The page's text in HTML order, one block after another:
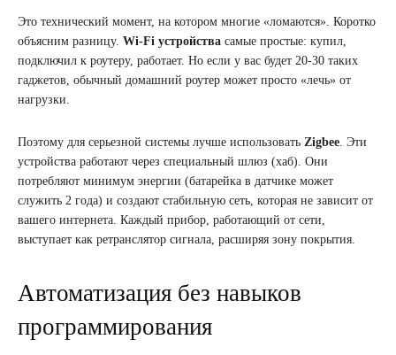
Это технический момент, на котором многие «ломаются». Коротко
объясним разницу. Wi-Fi устройства самые простые: купил,
подключил к роутеру, работает. Но если у вас будет 20-30 таких
гаджетов, обычный домашний роутер может просто «лечь» от
нагрузки.
Поэтому для серьезной системы лучше использовать Zigbee . Эти
устройства работают через специальный шлюз (хаб). Они
потребляют минимум энергии (батарейка в датчике может
служить 2 года) и создают стабильную сеть, которая не зависит от
вашего интернета. Каждый прибор, работающий от сети,
выступает как ретранслятор сигнала, расширяя зону покрытия.
Автоматизация без навыков
программирования